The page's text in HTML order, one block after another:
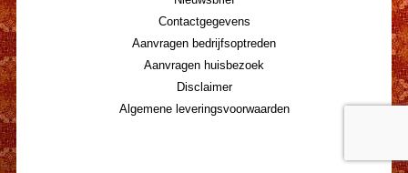
Contactgegevens
Aanvragen bedrijfsoptreden
Aanvragen huisbezoek
Disclaimer
Algemene leveringsvoorwaarden